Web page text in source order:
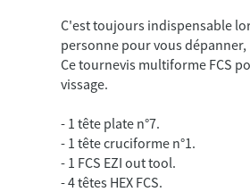
C'est toujours indispensable
personne pour vous dépanner,
Ce tournevis multiforme FCS
- 1 tête plate n°7.
- 1 tête cruciforme n°1.
- 1 FCS EZI out tool.
- 4 têtes HEX FCS.